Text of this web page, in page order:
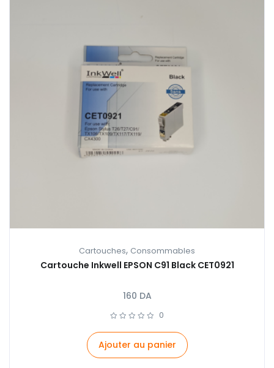
Cartouches, Consommables
Cartouche Inkwell EPSON C91 Black CET0921
160 DA
0
Ajouter au panier